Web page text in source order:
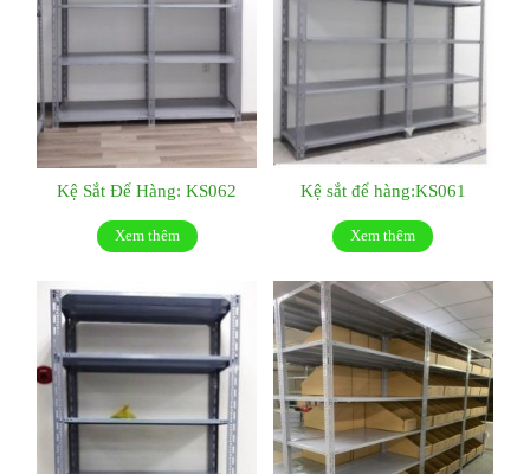
Kệ Sắt Để Hàng: KS062
Xem thêm
Kệ sắt để hàng:KS061
Xem thêm